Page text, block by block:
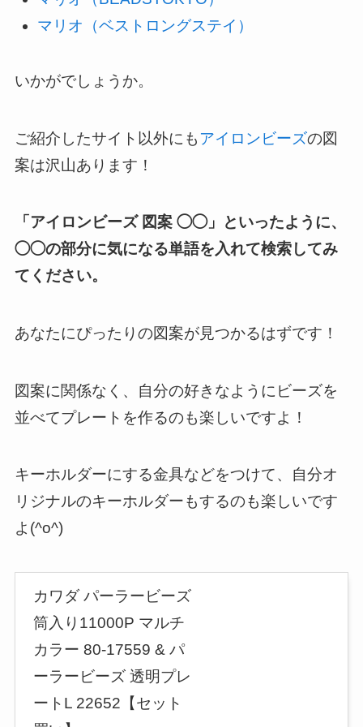
マリオ（ベストロングステイ）
いかがでしょうか。
ご紹介したサイト以外にも アイロンビーズの図
案は沢山あります！
「アイロンビーズ 図案 ◯◯」といったように、
◯◯の部分に気になる単語を入れて検索してみ
てください。
あなたにぴったりの図案が見つかるはずです！
図案に関係なく、自分の好きなようにビーズを
並べてプレートを作るのも楽しいですよ！
キーホルダーにする金具などをつけて、自分オ
リジナルのキーホルダーもするのも楽しいです
よ(^o^)
カワダ パーラービーズ
筒入り11000P マルチ
カラー 80-17559 & パ
ーラービーズ 透明プレ
ートL 22652【セット